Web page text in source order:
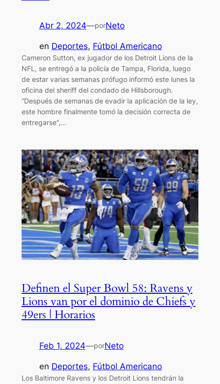
Abr 2, 2024—porNeto
en Deportes, Fútbol Americano
Cameron Sutton, ex jugador de los Detroit Lions de la
NFL, se entregó a la policía de Tampa, Florida, luego
de estar varias semanas prófugo informó este lunes la
oficina del sheriff del condado de Hillsborough.
“Después de semanas de evadir la aplicación de la ley,
este hombre finalmente tomó la decisión correcta de
entregarse“,…
Definen el Super Bowl 58: Ravens y
Lions van por el dominio de Chiefs y
49ers | Horarios
Feb 1, 2024—porNeto
en Deportes, Fútbol Americano
Los Baltimore Ravens y los Detroit Lions tendrán la